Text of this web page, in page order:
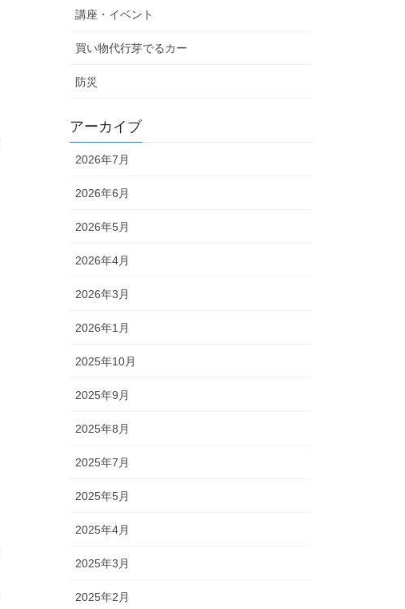
講座・イベント
買い物代行芽でるカー
防災
アーカイブ
2026年7月
2026年6月
2026年5月
2026年4月
2026年3月
2026年1月
2025年10月
2025年9月
2025年8月
2025年7月
2025年5月
2025年4月
2025年3月
2025年2月